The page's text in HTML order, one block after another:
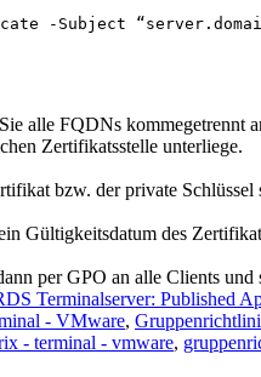
-Subject
alle FQDNs kommegetrennt
Zertifikatsstelle unterliege.
bzw. der private Schlüssel
Gültigkeitsdatum des
per GPO an alle Clients
Terminalserver: Published
- VMware,
- terminal - vmware,